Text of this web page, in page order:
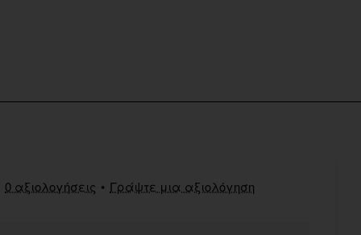
0 αξιολογήσεις • Γράψτε μια αξιολόγηση